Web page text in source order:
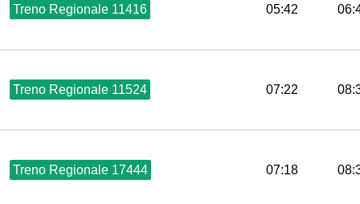
Treno Regionale 11416 05:42
Treno Regionale 11524 07:22
Treno Regionale 17444 07:18